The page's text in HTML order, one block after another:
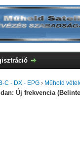
C - DX - EPG › Műhold
Új frekvencia